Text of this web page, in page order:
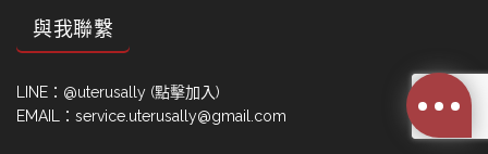
與我聯繫
LINE： @uterusally (點擊加入)
EMAIL：service.uterusally@gmail.com